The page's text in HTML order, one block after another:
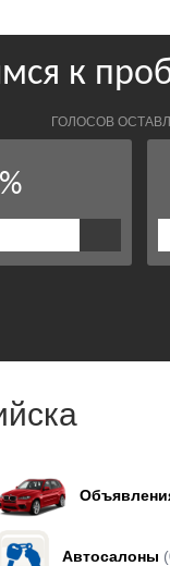
Автосалоны